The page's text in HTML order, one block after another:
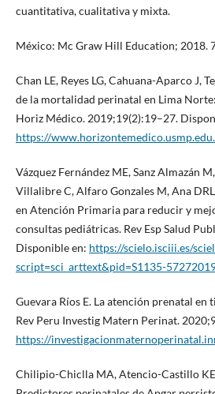
cuantitativa, cualitativa y mixta.
México: Mc Graw Hill Education; 2018.
Chan LE, Reyes LG, Cahuana-Aparco J,
de la mortalidad perinatal en Lima
Horiz Médico. 2019;19(2):19–27.
https://
Vázquez Fernández ME, Sanz Almazán
Villalibre C, Alfaro Gonzales M, Ana
en Atención Primaria para reducir y
consultas pediátricas. Rev Esp Salud
Disponible en: https://scielo.isciii.es/
script=sci_arttext&pid=S1135-
Guevara Ríos E. La atención prenatal en
Rev Peru Investig Matern Perinat.
https://
Chilipio-Chiclla MA, Atencio-Castillo